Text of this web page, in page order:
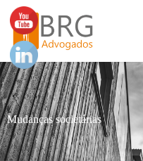
Mudanças societárias